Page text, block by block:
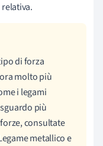
di forza
molto più
i legami
più
consultate
metallico e